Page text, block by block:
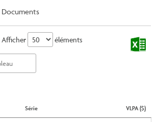
Documents
Afficher éléments
Série VLPA ($)